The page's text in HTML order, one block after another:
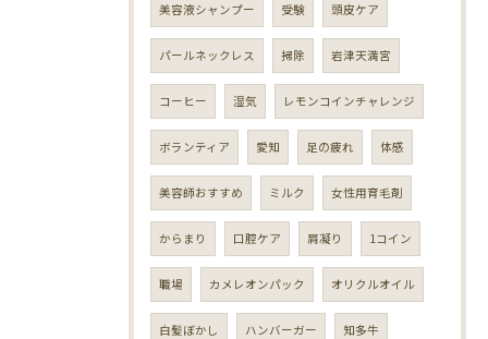
美容液シャンプー 受験 頭皮ケア
パールネックレス 掃除 岩津天満宮
コーヒー 湿気 レモンコインチャレンジ
ボランティア 愛知 足の疲れ 体感
美容師おすすめ ミルク 女性用育毛剤
からまり 口腔ケア 肩凝り 1コイン
職場 カメレオンパック オリクルオイル
白髪ぼかし ハンバーガー 知多牛